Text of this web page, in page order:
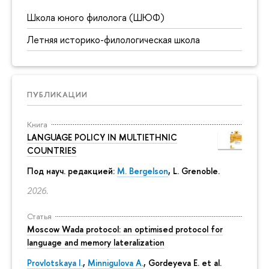
Школа юного филолога (ШЮФ)
Летняя историко-филологическая школа
ПУБЛИКАЦИИ
Книга
LANGUAGE POLICY IN MULTIETHNIC
COUNTRIES
Под науч. редакцией: M. Bergelson, L. Grenoble.
2026.
Статья
Moscow Wada protocol: an optimised protocol for
language and memory lateralization
Provlotskaya I., Minnigulova A., Gordeyeva E. et al.